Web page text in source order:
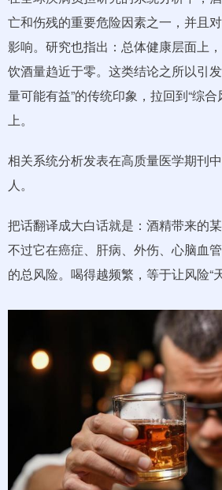
亡和伤残的重要危险因素之一，并且
影响。研究也指出：总体健康层面上
饮酒量趋近于零。这类结论之所以引
量可能有益”的传统印象，拉回到“综
上。
相关系统分析发表在高质量医学期刊
人。
把话翻译成大白话就是：酒精带来的
不过它在癌症、肝病、外伤、心脑血
的总风险。喝得越频繁，等于让风险“天